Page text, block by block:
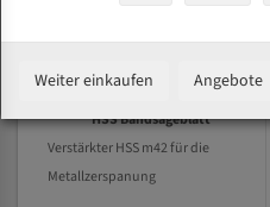
HSS Bandsägeblatt
Verstärkter HSS m42 für die
Metallzerspanung
Weiter einkaufen Angebote